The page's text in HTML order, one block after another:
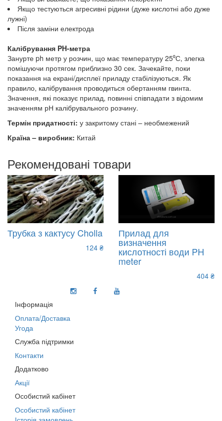
Якщо тестуються агресивні рідини (дуже кислотні або дуже
лужні)
Після заміни електрода
Калібрування PH-метра
Занурте ph метр у розчин, що має температуру 25⁰С, злегка
помішуючи протягом приблизно 30 сек. Зачекайте, поки
показання на екрані/дисплеї приладу стабілізуються. Як
правило, калібрування проводиться обертанням гвинта.
Значення, які показує прилад, повинні співпадати з відомим
значенням рН калібрувального розчину.
Термін придатності: у закритому стані – необмежений
Країна – виробник: Китай
Рекомендовані товари
Трубка з кактусу Cholla
124 ₴
Прилад для
визначення
кислотності води PH
meter
404 ₴
Інформація
Оплата/Доставка
Угода
Служба підтримки
Контакти
Додатково
Акції
Особистий кабінет
Особистий кабінет